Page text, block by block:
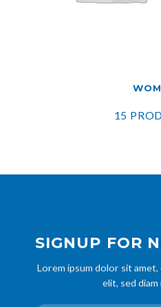
15
SIGNUP FOR
Lorem ipsum dolor sit
elit, sed diam